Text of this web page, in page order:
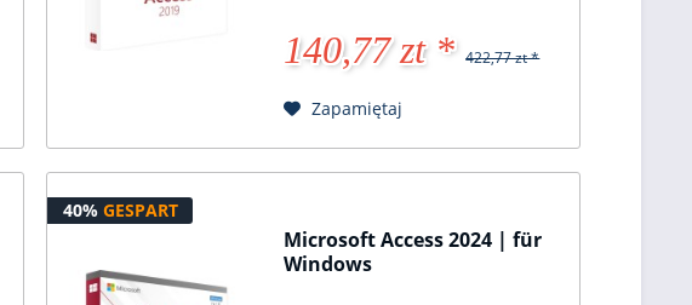
140,77 zt * 422,77 zt *
Zapamiętaj
40% GESPART
Microsoft Access 2024 | für
Windows